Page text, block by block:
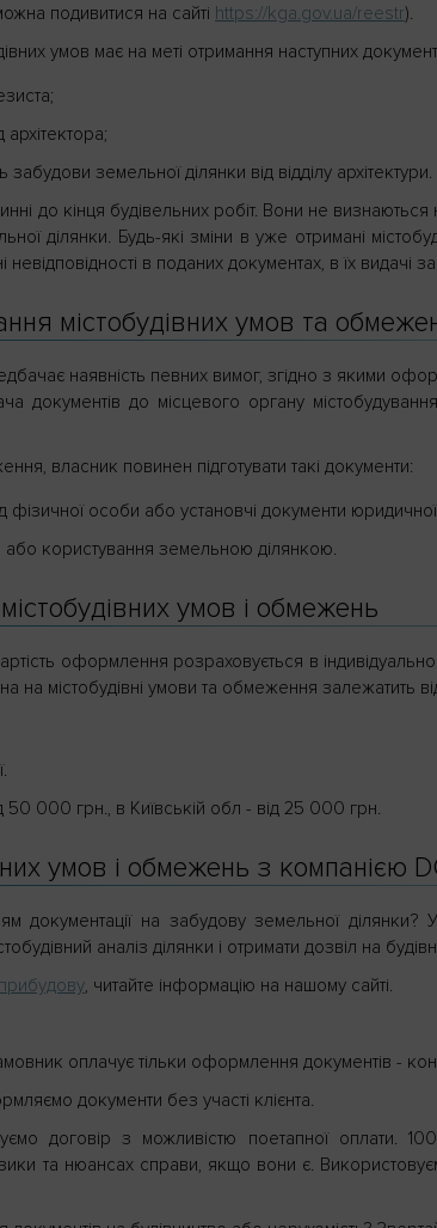
подивитися на сайті https://kga.gov.ua/reestr).
умов має на меті отримання наступних
земельної ділянки від відділу архітектури.
до кінця будівельних робіт. Вони не
ділянки. Будь-які зміни в уже отримані
в поданих документах, в їх видачі
містобудівних умов та
наявність певних вимог, згідно з якими
документів до місцевого органу
власник повинен підготувати такі документи:
фізичної особи або установчі документи
або користування земельною ділянкою.
умов і обмежень
оформлення розраховується в
на містобудівні умови та обмеження залежатить
50 000 грн., в Київській обл - від 25 000 грн.
умов і обмежень з компанією
документації на забудову земельної ділянки? У
аналіз ділянки і отримати дозвіл на
, читайте інформацію на нашому сайті.
оплачує тільки оформлення документів -
документи без участі клієнта.
договір з можливістю поетапної оплати.
та нюансах справи, якщо вони є.